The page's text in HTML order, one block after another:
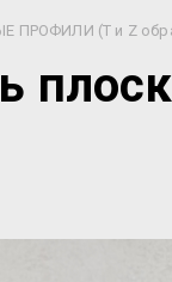
ПРОФИЛИ (T и Z